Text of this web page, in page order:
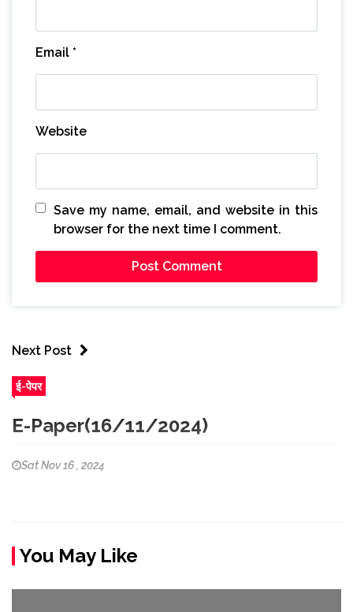
Email *
Website
Save my name, email, and website in this
browser for the next time I comment.
Next Post
ई-पेपर
E-Paper(16/11/2024)
Sat Nov 16 , 2024
You May Like